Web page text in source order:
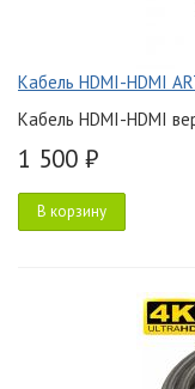
Кабель HDMI-HDMI
Кабель HDMI-HDMI
1 500 ₽
В корзину